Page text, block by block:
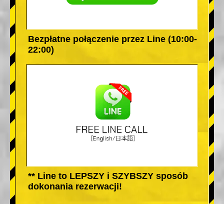
Bezpłatne połączenie przez Line (10:00-
22:00)
** Line to LEPSZY i SZYBSZY sposób
dokonania rezerwacji!